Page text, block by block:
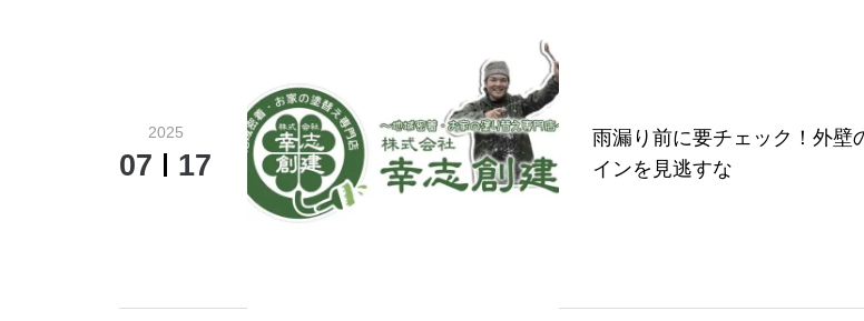
2025
07 17
雨漏り前に要チェック！外壁
インを見逃すな